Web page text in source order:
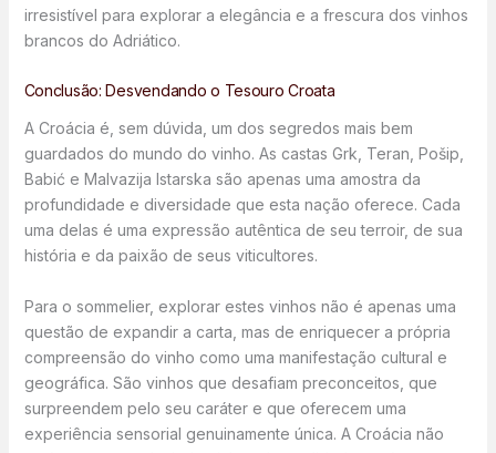
irresistível para explorar a elegância e a frescura dos vinhos
brancos do Adriático.
Conclusão: Desvendando o Tesouro Croata
A Croácia é, sem dúvida, um dos segredos mais bem
guardados do mundo do vinho. As castas Grk, Teran, Pošip,
Babić e Malvazija Istarska são apenas uma amostra da
profundidade e diversidade que esta nação oferece. Cada
uma delas é uma expressão autêntica de seu terroir, de sua
história e da paixão de seus viticultores.
Para o sommelier, explorar estes vinhos não é apenas uma
questão de expandir a carta, mas de enriquecer a própria
compreensão do vinho como uma manifestação cultural e
geográfica. São vinhos que desafiam preconceitos, que
surpreendem pelo seu caráter e que oferecem uma
experiência sensorial genuinamente única. A Croácia não